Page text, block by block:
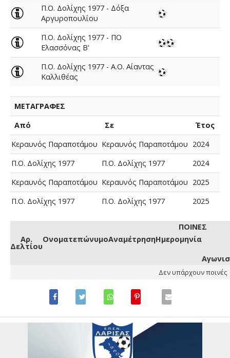
Π.Ο. Δολίχης 1977 - Δόξα
Αργυροπουλίου
Π.Ο. Δολίχης 1977 - ΠΟ
Ελασσόνας Β'
Π.Ο. Δολίχης 1977 - Α.Ο. Αίαντας
Καλλιθέας
ΜΕΤΑΓΡΑΦΕΣ
Από
Σε
Έτος
Κεραυνός Παραποτάμου Κεραυνός Παραποτάμου 2024
Π.Ο. Δολίχης 1977
Π.Ο. Δολίχης 1977
2024
Κεραυνός Παραποτάμου Κεραυνός Παραποτάμου 2025
Π.Ο. Δολίχης 1977
Π.Ο. Δολίχης 1977 2025
ΠΟΙΝΕΣ
Αρ.
Δελτίου
ΟνοματεπώνυμοΑναμέτρησηΗμερομηνία
Δεν υπάρχουν ποινές